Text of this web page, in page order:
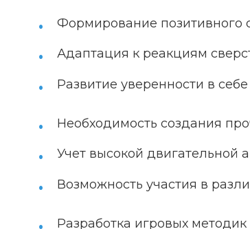
Формирование позитивного
Адаптация к реакциям
Развитие уверенности в
Необходимость создания
Учет высокой двигательной
Возможность участия в
Разработка игровых методик